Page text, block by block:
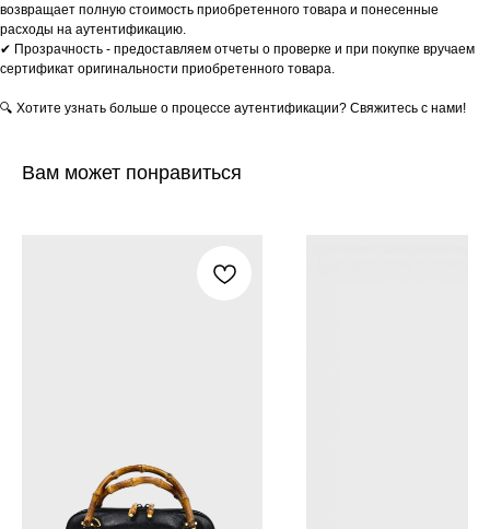
возвращает полную стоимость приобретенного товара и понесенные
расходы на аутентификацию.
✔ Прозрачность - предоставляем отчеты о проверке и при покупке вручаем
сертификат оригинальности приобретенного товара.
🔍 Хотите узнать больше о процессе аутентификации? Свяжитесь с нами!
Вам может понравиться